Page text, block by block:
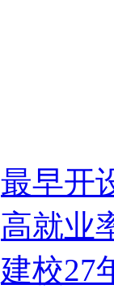
最早开
高就业
建校27